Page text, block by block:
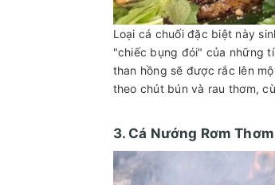
Loại cá chuối đặc biệt này
"chiếc bụng đói" của những
than hồng sẽ được rắc lên
theo chút bún và rau thơm,
3. Cá Nướng Rơm